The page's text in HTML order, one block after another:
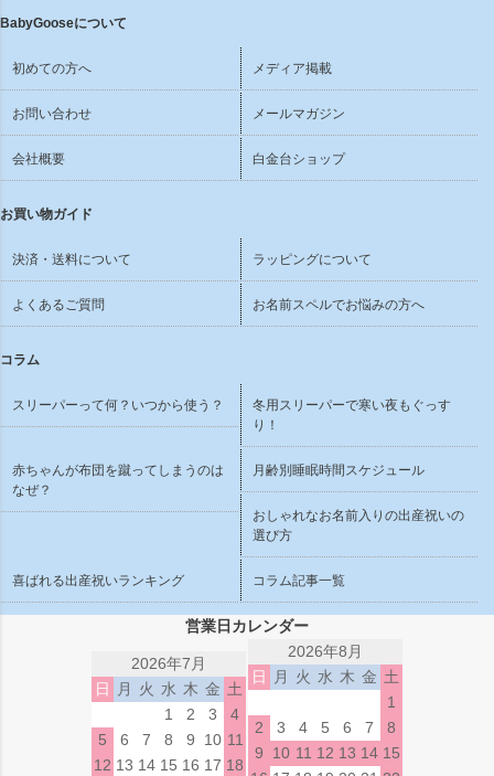
BabyGooseについて
初めての方へ メディア掲載
お問い合わせ メールマガジン
会社概要 白金台ショップ
お買い物ガイド
決済・送料について ラッピングについて
よくあるご質問 お名前スペルでお悩みの方へ
コラム
スリーパーって何？いつから使う？
冬用スリーパーで寒い夜もぐっす
り！
赤ちゃんが布団を蹴ってしまうのは
なぜ？
月齢別睡眠時間スケジュール
おしゃれなお名前入りの出産祝いの
選び方
喜ばれる出産祝いランキング コラム記事一覧
営業日カレンダー
2026年7月
日
月 火 水 木 金 土
1
2 3
4
5
6 7 8 9 10 11
12 13 14 15 16 17 18
2026年8月
日
月 火 水 木 金 土
1
2
3 4 5 6 7
8
9
10 11 12 13 14 15